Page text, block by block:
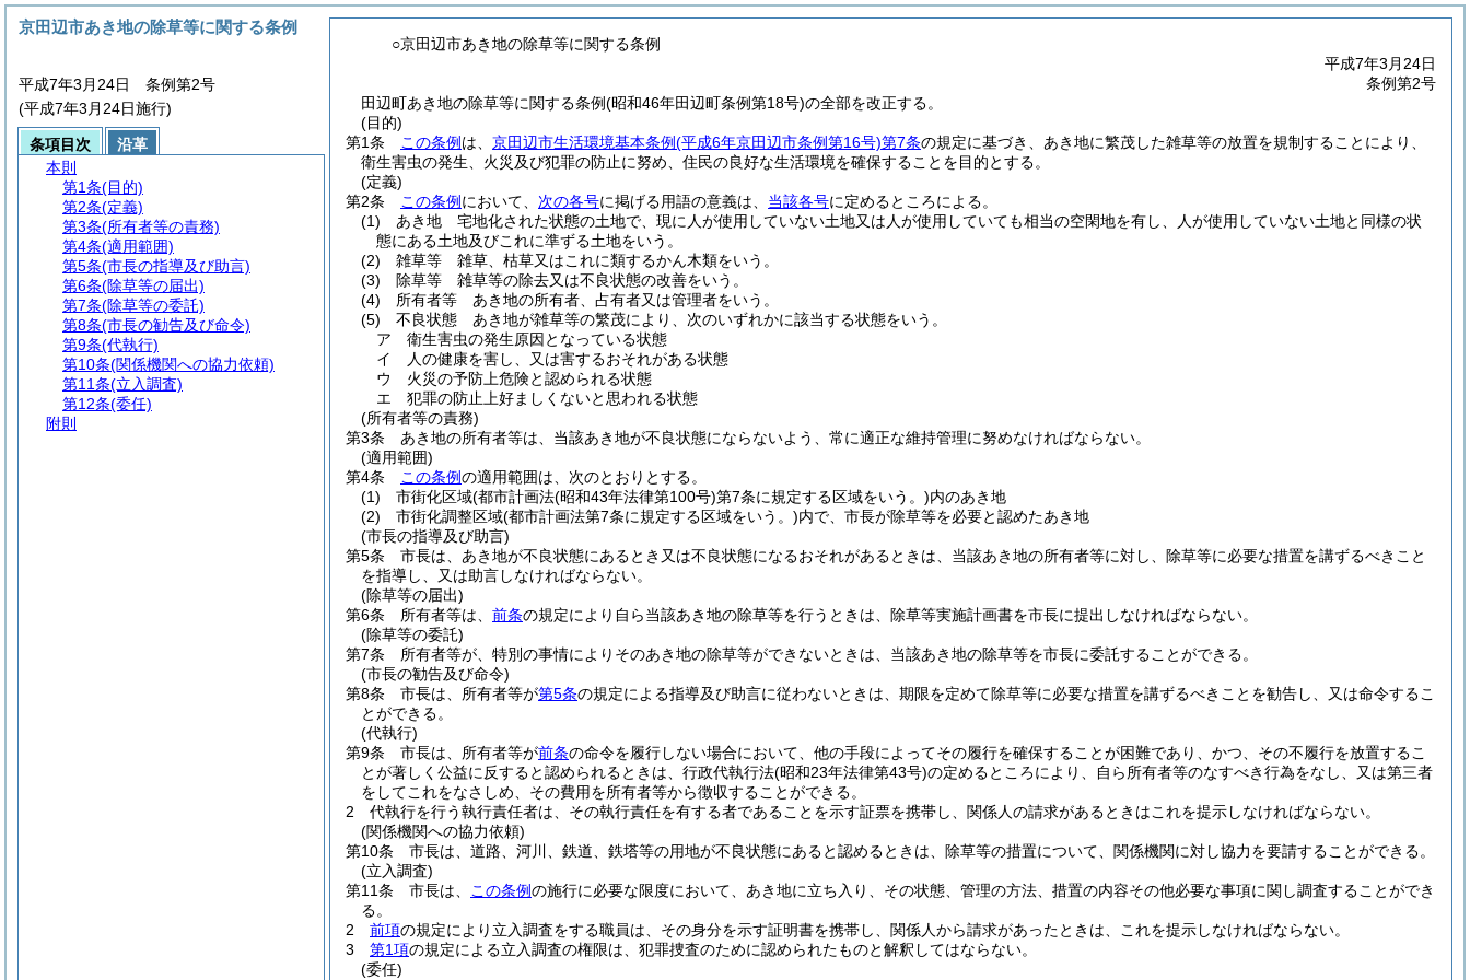
○京田辺市あき地の除草等に関する条例
平成7年3月24日
条例第2号
田辺町あき地の除草等に関する条例(昭和46年田辺町条例第18号)の全部を改正する。
(目的)
第1条
この条例 は、 京田辺市生活環境基本条例(平成6年京田辺市条例第16号)第7条の規定に基づき、あき地に繁茂した雑草等の放置を規制することにより、
衛生害虫の発生、火災及び犯罪の防止に努め、住民の良好な生活環境を確保することを目的とする。
(定義)
第2条
この条例 において、 次の各号に掲げる用語の意義は、 当該各号に定めるところによる。
(1)
あき地 宅地化された状態の土地で、現に人が使用していない土地又は人が使用していても相当の空閑地を有し、人が使用していない土地と同様の状
態にある土地及びこれに準ずる土地をいう。
(2)
雑草等 雑草、枯草又はこれに類するかん木類をいう。
(3)
除草等 雑草等の除去又は不良状態の改善をいう。
(4)
所有者等 あき地の所有者、占有者又は管理者をいう。
(5)
不良状態 あき地が雑草等の繁茂により、次のいずれかに該当する状態をいう。
ア
衛生害虫の発生原因となっている状態
イ
人の健康を害し、又は害するおそれがある状態
ウ
火災の予防上危険と認められる状態
エ
犯罪の防止上好ましくないと思われる状態
(所有者等の責務)
第3条
あき地の所有者等は、当該あき地が不良状態にならないよう、常に適正な維持管理に努めなければならない。
(適用範囲)
第4条
この条例の適用範囲は、次のとおりとする。
(1)
市街化区域(都市計画法(昭和43年法律第100号)第7条に規定する区域をいう。)内のあき地
(2)
市街化調整区域(都市計画法第7条に規定する区域をいう。)内で、市長が除草等を必要と認めたあき地
(市長の指導及び助言)
第5条
市長は、あき地が不良状態にあるとき又は不良状態になるおそれがあるときは、当該あき地の所有者等に対し、除草等に必要な措置を講ずるべきこと
を指導し、又は助言しなければならない。
(除草等の届出)
第6条
所有者等は、 前条の規定により自ら当該あき地の除草等を行うときは、除草等実施計画書を市長に提出しなければならない。
(除草等の委託)
第7条
所有者等が、特別の事情によりそのあき地の除草等ができないときは、当該あき地の除草等を市長に委託することができる。
(市長の勧告及び命令)
第8条
市長は、所有者等が第5条の規定による指導及び助言に従わないときは、期限を定めて除草等に必要な措置を講ずるべきことを勧告し、又は命令するこ
とができる。
(代執行)
第9条
市長は、所有者等が前条の命令を履行しない場合において、他の手段によってその履行を確保することが困難であり、かつ、その不履行を放置するこ
とが著しく公益に反すると認められるときは、行政代執行法(昭和23年法律第43号)の定めるところにより、自ら所有者等のなすべき行為をなし、又は第三者
をしてこれをなさしめ、その費用を所有者等から徴収することができる。
2
代執行を行う執行責任者は、その執行責任を有する者であることを示す証票を携帯し、関係人の請求があるときはこれを提示しなければならない。
(関係機関への協力依頼)
第10条
市長は、道路、河川、鉄道、鉄塔等の用地が不良状態にあると認めるときは、除草等の措置について、関係機関に対し協力を要請することができる。
(立入調査)
第11条
市長は、 この条例の施行に必要な限度において、あき地に立ち入り、その状態、管理の方法、措置の内容その他必要な事項に関し調査することができ
る。
2
前項の規定により立入調査をする職員は、その身分を示す証明書を携帯し、関係人から請求があったときは、これを提示しなければならない。
3
第1項の規定による立入調査の権限は、犯罪捜査のために認められたものと解釈してはならない。
(委任)
京田辺市あき地の除草等に関する条例
平成7年3月24日 条例第2号
(平成7年3月24日施行)
条項目次
沿革
本則
第1条(目的)
第2条(定義)
第3条(所有者等の責務)
第4条(適用範囲)
第5条(市長の指導及び助言)
第6条(除草等の届出)
第7条(除草等の委託)
第8条(市長の勧告及び命令)
第9条(代執行)
第10条(関係機関への協力依頼)
第11条(立入調査)
第12条(委任)
附則